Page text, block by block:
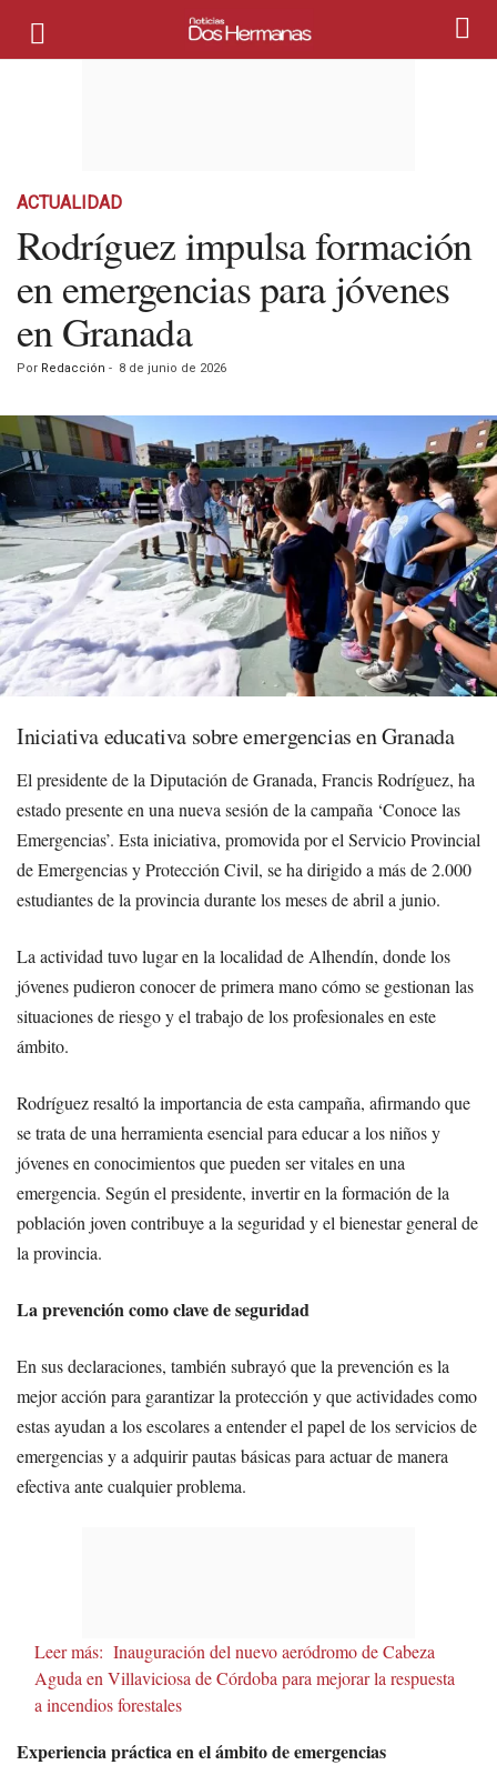
ACTUALIDAD
Rodríguez impulsa formación
en emergencias para jóvenes
en Granada
Por Redacción - 8 de junio de 2026
Iniciativa educativa sobre emergencias en Granada
El presidente de la Diputación de Granada, Francis Rodríguez, ha
estado presente en una nueva sesión de la campaña ‘Conoce las
Emergencias’. Esta iniciativa, promovida por el Servicio Provincial
de Emergencias y Protección Civil, se ha dirigido a más de 2.000
estudiantes de la provincia durante los meses de abril a junio.
La actividad tuvo lugar en la localidad de Alhendín, donde los
jóvenes pudieron conocer de primera mano cómo se gestionan las
situaciones de riesgo y el trabajo de los profesionales en este
ámbito.
Rodríguez resaltó la importancia de esta campaña, afirmando que
se trata de una herramienta esencial para educar a los niños y
jóvenes en conocimientos que pueden ser vitales en una
emergencia. Según el presidente, invertir en la formación de la
población joven contribuye a la seguridad y el bienestar general de
la provincia.
La prevención como clave de seguridad
En sus declaraciones, también subrayó que la prevención es la
mejor acción para garantizar la protección y que actividades como
estas ayudan a los escolares a entender el papel de los servicios de
emergencias y a adquirir pautas básicas para actuar de manera
efectiva ante cualquier problema.
Leer más: Inauguración del nuevo aeródromo de Cabeza
Aguda en Villaviciosa de Córdoba para mejorar la respuesta
a incendios forestales
Experiencia práctica en el ámbito de emergencias